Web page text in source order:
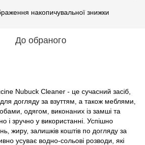
накопичувальної знижки
До обраного
Nubuck Cleaner - це сучасний засіб,
догляду за взуттям, а також меблями,
одягом, виконаних із замші та
і зручно у використанні. Успішно
жиру, залишків коштів по догляду за
усуває водно-сольові розводи, які